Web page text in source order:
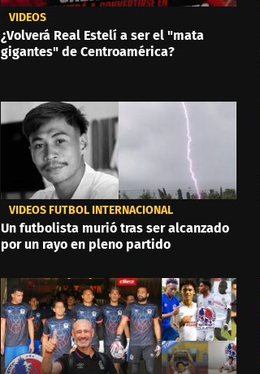
VIDEOS
¿Volverá Real Estelí a ser el "mata
gigantes" de Centroamérica?
VIDEOS FÚTBOL INTERNACIONAL
Un futbolista murió tras ser alcanzado
por un rayo en pleno partido